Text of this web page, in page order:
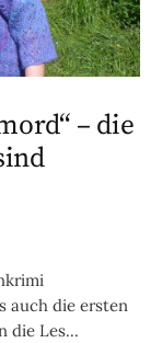
– die
auch die ersten
die Les...